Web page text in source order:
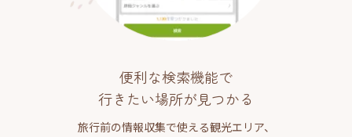
便利な検索機能で
行きたい場所が見つかる
旅行前の情報収集で使える観光エリア、